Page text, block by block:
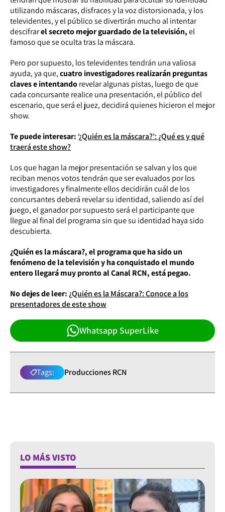
utilizando máscaras, disfraces y la voz distorsionada, y los
televidentes, y el público se divertirán mucho al intentar
descifrarel secreto mejor guardado de la televisión,el
famoso que se oculta tras la máscara.
Pero por supuesto, los televidentes tendrán una valiosa
ayuda, ya que,cuatro investigadores realizarán preguntas
claves e intentandorevelar algunas pistas, luego de que
cada concursante realice una presentación, el público del
escenario, que será el juez, decidirá quienes hicieron el mejor
show.
Te puede interesar: ‘¿Quién es la máscara?’: ¿Qué es y qué
traerá este show?
Los que hagan la mejor presentación se salvan y los que
reciban menos votos tendrán que ser evaluados por los
investigadores y finalmente ellos decidirán cuál de los
concursantes deberá revelar su identidad, saliendo así del
juego, el ganador por supuesto será el participante que
llegue al final del programa sin que su identidad haya sido
descubierta.
¿Quién es la máscara?, el programa que ha sido un
fenómeno de la televisión y ha conquistado el mundo
entero llegará muy pronto al Canal RCN, está pegao.
No dejes de leer: ¿Quién es la Máscara?: Conoce a los
presentadores de este show
Whatsapp SuperLike
Tags: Producciones RCN
LO MÁS VISTO